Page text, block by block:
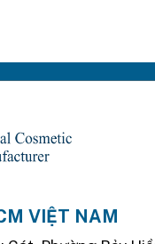
VIỆT NAM